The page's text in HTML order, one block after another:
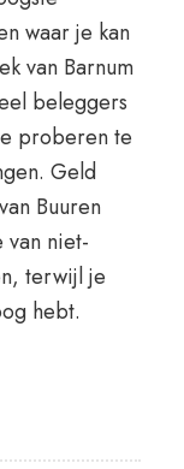
waar je kan
van Barnum
beleggers
proberen te
Geld
Buuren
van niet-
terwijl je
hebt.